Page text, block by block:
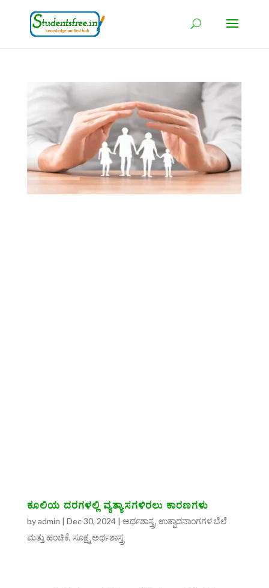
ಕೂಲಿಯ ದರಗಳಲ್ಲಿ ವ್ಯತ್ಯಾಸಗಳಿರಲು ಕಾರಣಗಳು
byadmin | Dec 30, 2024| ಅರ್ಥಶಾಸ್ತ್ರ, ಉತ್ಪಾದನಾಂಗಗಳ ಬೆಲೆ
ಮತ್ತು ಹಂಚಿಕೆ, ಸೂಕ್ಷ್ಮ ಅರ್ಥಶಾಸ್ತ್ರ